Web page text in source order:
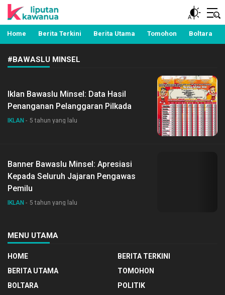
Liputan Kawanua
Berita Manado, Sulawesi Utara, Kawanua, Politik,
Pemerintahan, Hukum Kriminal dan Nasional
Home Berita Terkini Berita Utama Tomohon Boltara
#BAWASLU MINSEL
Iklan Bawaslu Minsel: Data Hasil
Penanganan Pelanggaran Pilkada
IKLAN 5 tahun yang lalu
Banner Bawaslu Minsel: Apresiasi
Kepada Seluruh Jajaran Pengawas
Pemilu
IKLAN 5 tahun yang lalu
MENU UTAMA
HOME
BERITA TERKINI
BERITA UTAMA
TOMOHON
BOLTARA
POLITIK